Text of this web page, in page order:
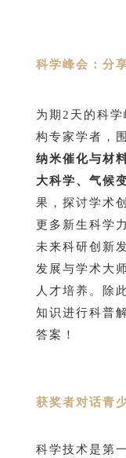
科学峰会：分
为期2天的科
构专家学者，
纳米催化与材
大科学、气候
果，探讨学术
更多新生科学
未来科研创新
发展与学术大
人才培养。除
知识进行科普
答案！
获奖者对话青
科学技术是第